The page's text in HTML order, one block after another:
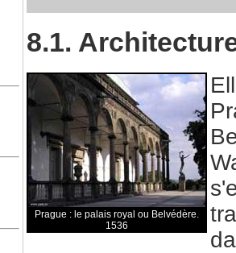
8.1.
Prague : le palais royal ou Belvédère.
1536